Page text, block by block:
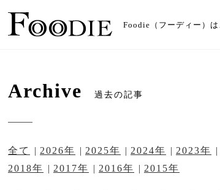
Foodie（フーディー）
Archive 過去の記事
全て 2026年 2025年 2024年 2023年
2018年
2017年 2016年 2015年